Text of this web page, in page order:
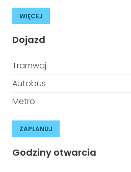
WIĘCEJ
Dojazd
Tramwaj
Autobus
Metro
ZAPLANUJ
Godziny otwarcia